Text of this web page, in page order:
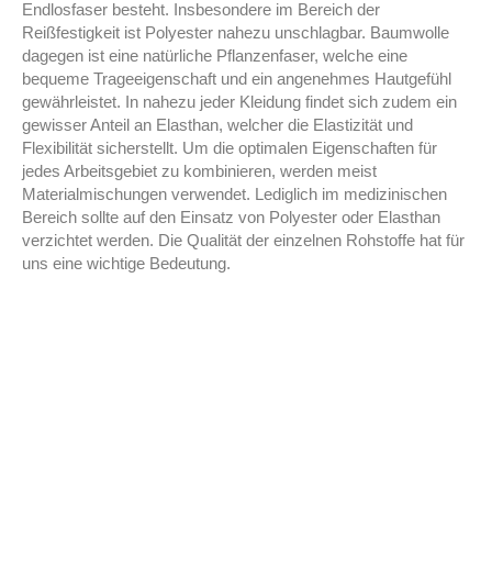
Endlosfaser besteht. Insbesondere im Bereich der
Reißfestigkeit ist Polyester nahezu unschlagbar. Baumwolle
dagegen ist eine natürliche Pflanzenfaser, welche eine
bequeme Trageeigenschaft und ein angenehmes Hautgefühl
gewährleistet. In nahezu jeder Kleidung findet sich zudem ein
gewisser Anteil an Elasthan, welcher die Elastizität und
Flexibilität sicherstellt. Um die optimalen Eigenschaften für
jedes Arbeitsgebiet zu kombinieren, werden meist
Materialmischungen verwendet. Lediglich im medizinischen
Bereich sollte auf den Einsatz von Polyester oder Elasthan
verzichtet werden. Die Qualität der einzelnen Rohstoffe hat für
uns eine wichtige Bedeutung.